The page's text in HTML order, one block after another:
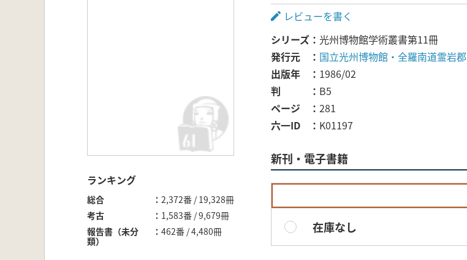
ランキング
総合
2,372番 / 19,328冊
考古
1,583番 / 9,679冊
報告書（未分
類）
462番 / 4,480冊
レビューを書く
シリーズ
光州博物館学術叢書第11冊
発行元
国立光州博物館・全羅南道霊岩郡
出版年
1986/02
判
B5
ページ
281
六一ID
K01197
新刊・電子書籍
在庫なし